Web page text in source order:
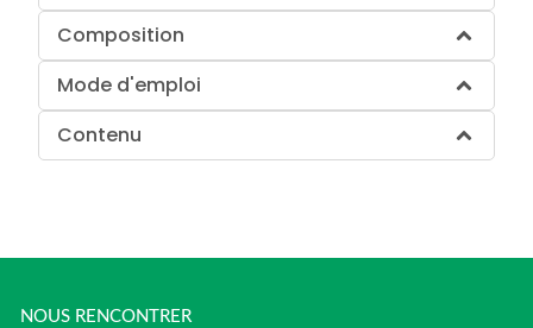
Composition
Mode d'emploi
Contenu
NOUS RENCONTRER